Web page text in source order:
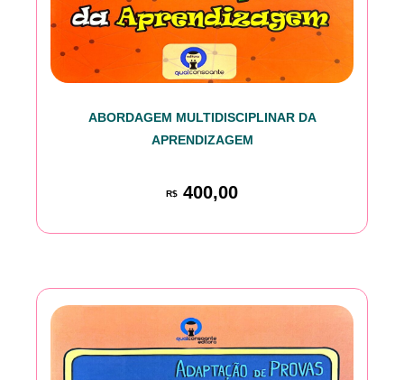
ABORDAGEM MULTIDISCIPLINAR DA
APRENDIZAGEM
R$ 400,00